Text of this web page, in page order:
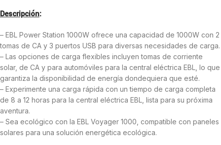
Descripción:
– EBL Power Station 1000W ofrece una capacidad de 1000W con 2
tomas de CA y 3 puertos USB para diversas necesidades de carga.
– Las opciones de carga flexibles incluyen tomas de corriente
solar, de CA y para automóviles para la central eléctrica EBL, lo que
garantiza la disponibilidad de energía dondequiera que esté.
– Experimente una carga rápida con un tiempo de carga completa
de 8 a 12 horas para la central eléctrica EBL, lista para su próxima
aventura.
– Sea ecológico con la EBL Voyager 1000, compatible con paneles
solares para una solución energética ecológica.